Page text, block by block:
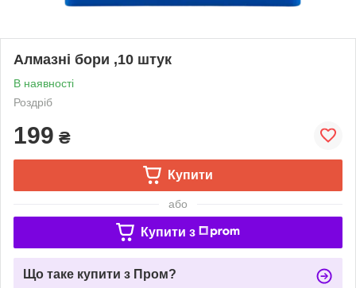
Алмазні бори ,10 штук
В наявності
Роздріб
199 ₴
Купити
або
Купити з
Що таке купити з Пром?